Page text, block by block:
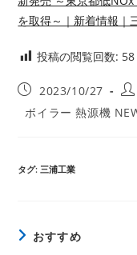
を取得～｜新着情報｜
投稿の閲覧回数: 58
投
公
2023/10/27
投
者:
投
ゴ
ボイラー 熱源機
タグ: 三浦工業
おすすめ